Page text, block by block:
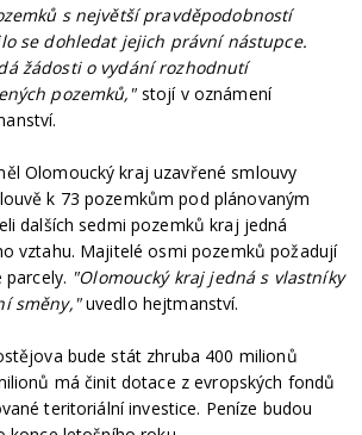
s největší pravděpodobností
se dohledat jejich právní nástupce.
žádosti o vydání rozhodnutí
pozemků,"stojí v oznámení
Olomoucký kraj uzavřené smlouvy
k 73 pozemkům pod plánovaným
dalších sedmi pozemků kraj jedná
vztahu. Majitelé osmi pozemků požadují
"Olomoucký kraj jedná s vlastníky
směny,"uvedlo hejtmanství.
bude stát zhruba 400 milionů
má činit dotace z evropských fondů
teritoriální investice. Peníze budou